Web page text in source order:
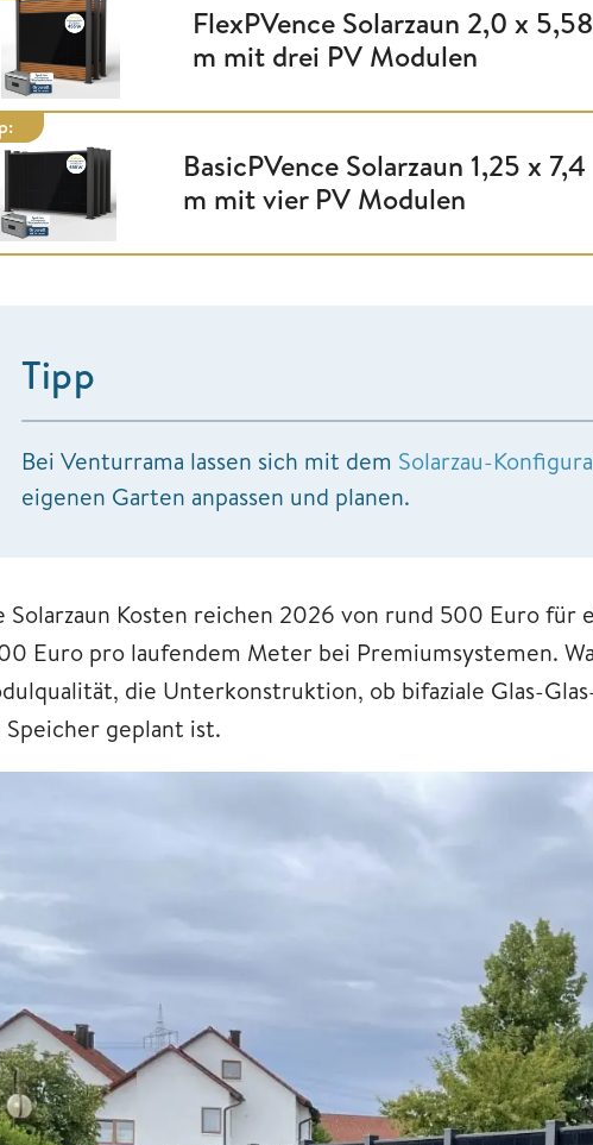
FlexPVence Solarzaun 2,0 x 5,58
m mit drei PV Modulen
BasicPVence Solarzaun 1,25 x 7,4
m mit vier PV Modulen
Tipp
Bei Venturrama lassen sich mit dem Solarzau-
eigenen Garten anpassen und planen.
Solarzaun Kosten reichen 2026 von rund 500 Euro für
Euro pro laufendem Meter bei Premiumsystemen.
die Unterkonstruktion, ob bifaziale Glas-
Speicher geplant ist.